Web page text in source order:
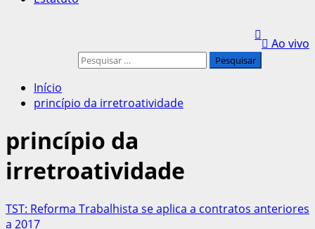
Pesquisar
Ao vivo
Início
princípio da irretroatividade
princípio da
irretroatividade
TST: Reforma Trabalhista se aplica a contratos anteriores
a 2017